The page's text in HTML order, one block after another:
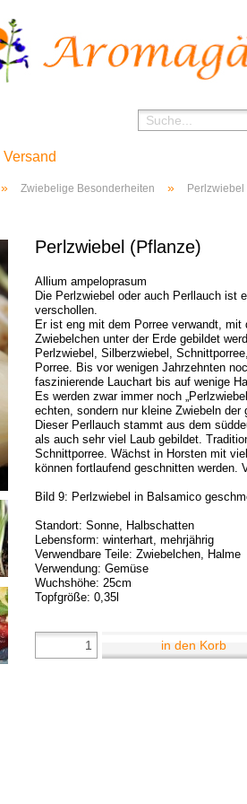
Versand
» Zwiebelige Besonderheiten » Perlzwiebel
Perlzwiebel (Pflanze)
Allium ampeloprasum
Die Perlzwiebel oder auch Perllauch ist
verschollen.
Er ist eng mit dem Porree verwandt,
Zwiebelchen unter der Erde gebildet
Perlzwiebel, Silberzwiebel,
Porree. Bis vor wenigen Jahrzehnten
faszinierende Lauchart bis auf wenige
Es werden zwar immer noch
echten, sondern nur kleine Zwiebeln
Dieser Perllauch stammt aus dem
als auch sehr viel Laub gebildet.
Schnittporree. Wächst in Horsten mit
können fortlaufend geschnitten werden.
Bild 9: Perlzwiebel in Balsamico
Standort: Sonne, Halbschatten
Lebensform: winterhart, mehrjährig
Verwendbare Teile: Zwiebelchen, Halme
Verwendung: Gemüse
Wuchshöhe: 25cm
Topfgröße: 0,35l
in den Korb